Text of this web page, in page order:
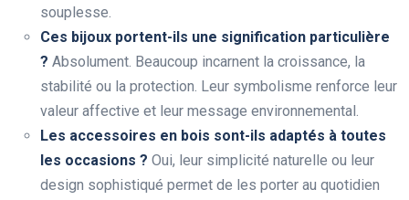
souplesse.
Ces bijoux portent-ils une signification particulière
? Absolument. Beaucoup incarnent la croissance, la
stabilité ou la protection. Leur symbolisme renforce leur
valeur affective et leur message environnemental.
Les accessoires en bois sont-ils adaptés à toutes
les occasions ? Oui, leur simplicité naturelle ou leur
design sophistiqué permet de les porter au quotidien